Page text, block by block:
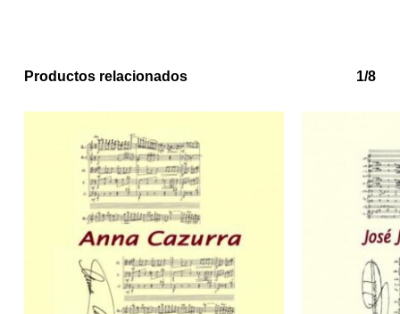
Productos relacionados 1/8